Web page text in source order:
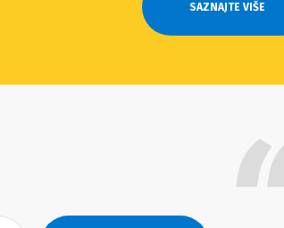
SAZNAJTE VIŠE